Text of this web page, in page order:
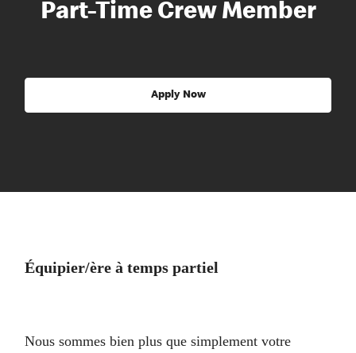
Part-Time Crew Member
Apply Now
Équipier/ère à temps partiel
Nous sommes bien plus que simplement votre